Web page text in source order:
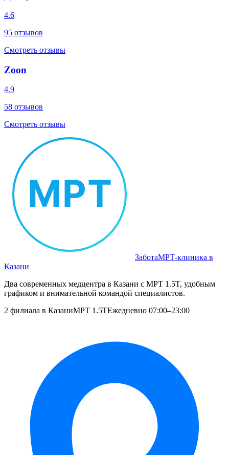
4.6
95 отзывов
Смотреть отзывы
Zoon
4.9
58 отзывов
Смотреть отзывы
ЗаботаМРТ‑клиника в
Казани
Два современных медцентра в Казани с МРТ 1.5T, удобным
графиком и внимательной командой специалистов.
2 филиала в КазаниМРТ 1.5TЕжедневно 07:00–23:00